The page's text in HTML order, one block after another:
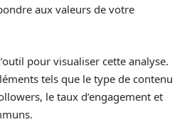
aux valeurs de votre
pour visualiser cette analyse.
tels que le type de contenu
le taux d’engagement et